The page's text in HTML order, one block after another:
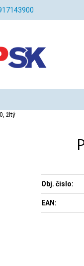
žltý
Obj. čislo:
EAN: